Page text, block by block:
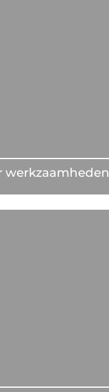
werkzaamheden